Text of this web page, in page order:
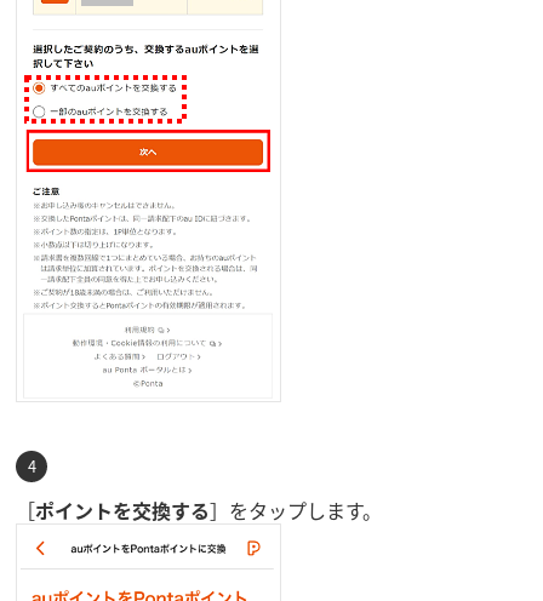
［ポイントを交換する］をタップします。